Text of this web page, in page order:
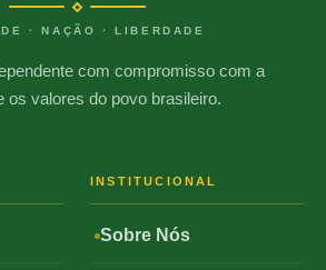
· NAÇÃO · LIBERDADE
com compromisso com a
os valores do povo brasileiro.
INSTITUCIONAL
Sobre Nós